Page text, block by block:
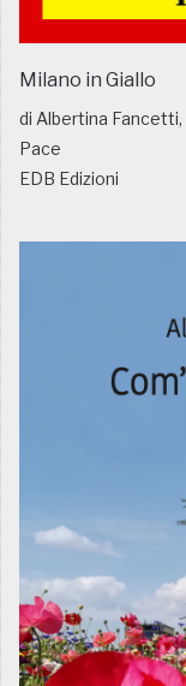
Milano in Giallo
di Albertina
Pace
EDB Edizioni